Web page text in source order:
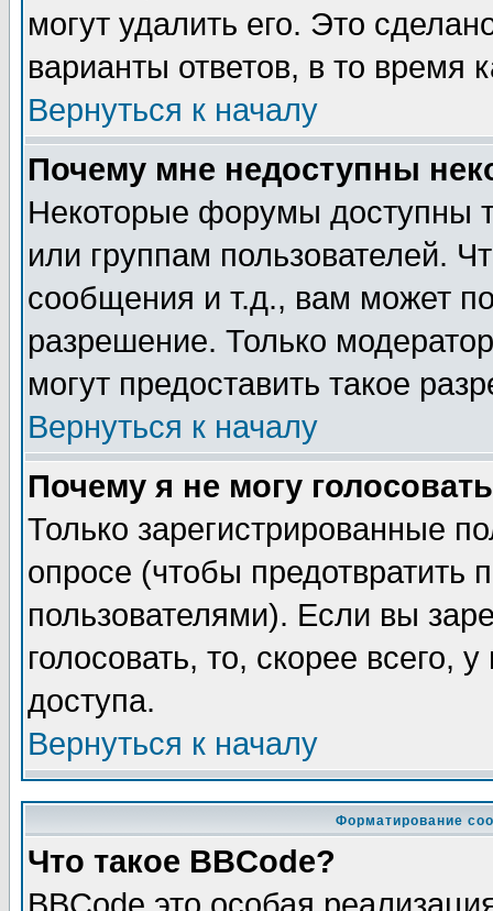
могут удалить его. Это
варианты ответов, в то время
Вернуться к началу
Почему мне недоступны
Некоторые форумы доступны
или группам пользователей.
сообщения и т.д., вам может
разрешение. Только
могут предоставить такое
Вернуться к началу
Почему я не могу
Только зарегистрированные
опросе (чтобы предотвратить
пользователями). Если вы
голосовать, то, скорее всего,
доступа.
Вернуться к началу
Форматирование
Что такое BBCode?